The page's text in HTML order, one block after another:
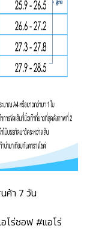
ค้า 7 วัน
โร่ซอฟ #แอโร่